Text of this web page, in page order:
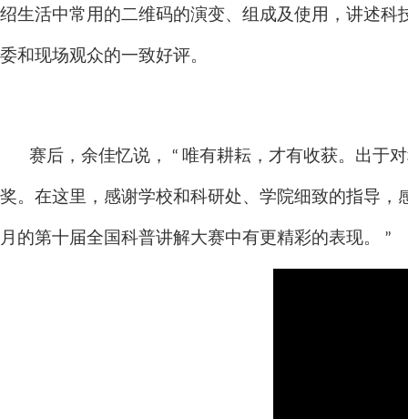
绍生活中常用的二维码的演变、组成及使用，讲述
委和现场观众的一致好评。
赛后，余佳忆说， “ 唯有耕耘，才有收获。出于
奖。在这里，感谢学校和科研处、学院细致的指导
月的第十届全国科普讲解大赛中有更精彩的表现。 ”